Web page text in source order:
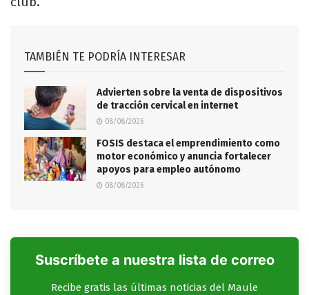
TAMBIÉN TE PODRÍA INTERESAR
Advierten sobre la venta de dispositivos
de tracción cervical en internet
08/08/2026
FOSIS destaca el emprendimiento como
motor económico y anuncia fortalecer
apoyos para empleo autónomo
08/08/2026
Suscríbete a nuestra lista de correo
Recibe gratis las últimas noticias del Maule